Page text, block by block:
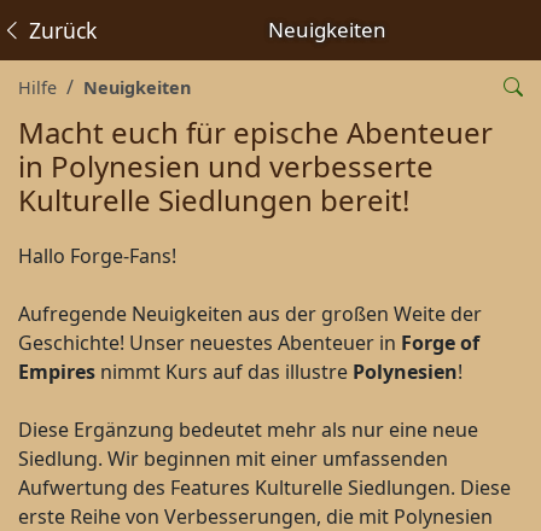
Neuigkeiten
Zurück
Hilfe Neuigkeiten
Macht euch für epische Abenteuer
in Polynesien und verbesserte
Kulturelle Siedlungen bereit!
Hallo Forge-Fans!
Aufregende Neuigkeiten aus der großen Weite der
Geschichte! Unser neuestes Abenteuer in Forge of
Empires nimmt Kurs auf das illustre Polynesien!
Diese Ergänzung bedeutet mehr als nur eine neue
Siedlung. Wir beginnen mit einer umfassenden
Aufwertung des Features Kulturelle Siedlungen. Diese
erste Reihe von Verbesserungen, die mit Polynesien